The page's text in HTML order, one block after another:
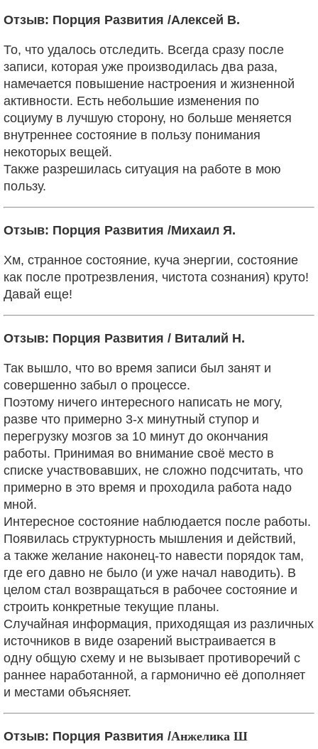
Отзыв: Порция Развития /Алексей В.
То, что удалось отследить. Всегда сразу после
записи, которая уже производилась два раза,
намечается повышение настроения и жизненной
активности. Есть небольшие изменения по
социуму в лучшую сторону, но больше меняется
внутреннее состояние в пользу понимания
некоторых вещей.
Также разрешилась ситуация на работе в мою
пользу.
Отзыв: Порция Развития /Михаил Я.
Хм, странное состояние, куча энергии, состояние
как после протрезвления, чистота сознания) круто!
Давай еще!
Отзыв: Порция Развития / Виталий Н.
Так вышло, что во время записи был занят и
совершенно забыл о процессе.
Поэтому ничего интересного написать не могу,
разве что примерно 3-х минутный ступор и
перегрузку мозгов за 10 минут до окончания
работы. Принимая во внимание своё место в
списке участвовавших, не сложно подсчитать, что
примерно в это время и проходила работа надо
мной.
Интересное состояние наблюдается после работы.
Появилась структурность мышления и действий,
а также желание наконец-то навести порядок там,
где его давно не было (и уже начал наводить). В
целом стал возвращаться в рабочее состояние и
строить конкретные текущие планы.
Случайная информация, приходящая из различных
источников в виде озарений выстраивается в
одну общую схему и не вызывает противоречий с
раннее наработанной, а гармонично её дополняет
и местами объясняет.
Отзыв: Порция Развития /Анжелика Ш